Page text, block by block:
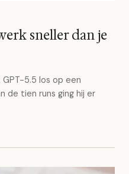
sneller dan je
5.5 los op een
de tien runs ging hij er